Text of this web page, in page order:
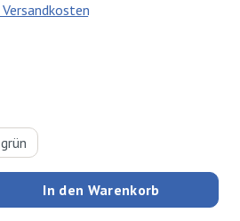
grün
den gewünschten Wert
In den Warenkorb